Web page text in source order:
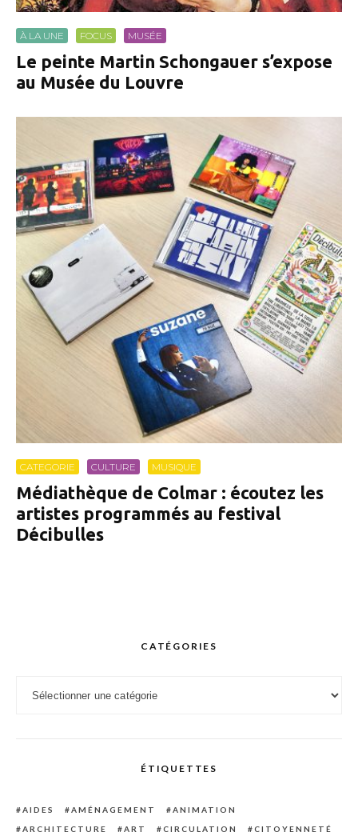
À LA UNE FOCUS MUSÉE
Le peinte Martin Schongauer s’expose
au Musée du Louvre
CATEGORIE CULTURE MUSIQUE
Médiathèque de Colmar : écoutez les
artistes programmés au festival
Décibulles
CATÉGORIES
ÉTIQUETTES
AIDES AMÉNAGEMENT
ANIMATION
ARCHITECTURE
ART CIRCULATION CITOYENNETÉ